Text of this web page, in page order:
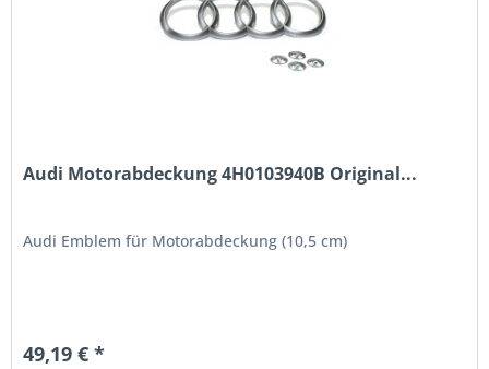
Audi Motorabdeckung 4H0103940B Original...
Audi Emblem für Motorabdeckung (10,5 cm)
49,19 € *